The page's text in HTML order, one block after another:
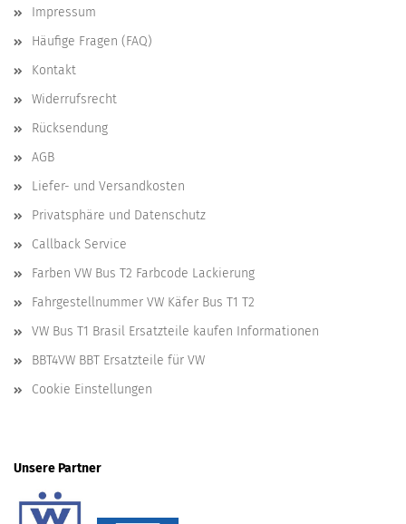
Impressum
Häufige Fragen (FAQ)
Kontakt
Widerrufsrecht
Rücksendung
AGB
Liefer- und Versandkosten
Privatsphäre und Datenschutz
Callback Service
Farben VW Bus T2 Farbcode Lackierung
Fahrgestellnummer VW Käfer Bus T1 T2
VW Bus T1 Brasil Ersatzteile kaufen Informationen
BBT4VW BBT Ersatzteile für VW
Cookie Einstellungen
Unsere Partner